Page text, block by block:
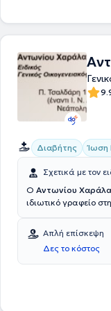
Διαβήτης Ίωση
Σχετικά με τον
Ο Αντωνίου
ιδιωτικό γραφείο
Λιπιδιολογία.
δυσλιπιδαιμίας -
καθώς και με
ιδιωτικό του
Απλή επίσκεψη
Δες το κόστος